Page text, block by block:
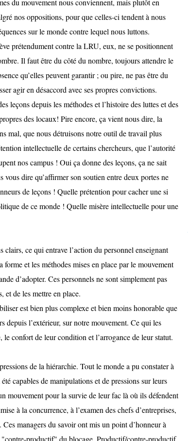
du mouvement nous conviennent, mais plutôt en
nos oppositions, pour que celles-ci tendent à nous
sur le monde contre lequel nous luttons.
prétendument contre la LRU, eux, ne se positionnent
Il faut être du côté du nombre, toujours attendre le
qu’elles peuvent garantir ; ou pire, ne pas être du
agir en désaccord avec ses propres convictions.
leçons depuis les méthodes et l’histoire des luttes et des
des locaux! Pire encore, ça vient nous dire, la
mal, que nous détruisons notre outil de travail plus
intellectuelle de certains chercheurs, que l’autorité
nos campus ! Oui ça donne des leçons, ça ne sait
vous dire qu’affirmer son soutien entre deux portes ne
de leçons ! Quelle prétention pour cacher une si
de ce monde ! Quelle misère intellectuelle pour une
ce qui entrave l’action du personnel enseignant
forme et les méthodes mises en place par le mouvement
d’adopter. Ces personnels ne sont simplement pas
et de les mettre en place.
est bien plus complexe et bien moins honorable que
depuis l’extérieur, sur notre mouvement. Ce qui les
le confort de leur condition et l’arrogance de leur statut.
de la hiérarchie. Tout le monde a pu constater à
capables de manipulations et de pressions sur leurs
mouvement pour la survie de leur fac là où ils défendent
à la concurrence, à l’examen des chefs d’entreprises,
managers du savoir ont mis un point d’honneur à
"contre-productif" du blocage. Productif/contre-productif,